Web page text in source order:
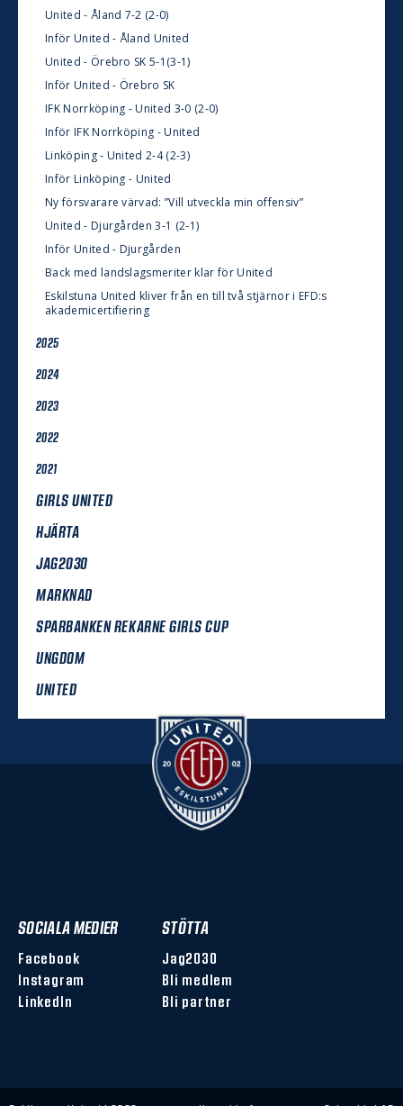
United - Åland 7-2 (2-0)
Inför United - Åland United
United - Örebro SK 5-1(3-1)
Inför United - Örebro SK
IFK Norrköping - United 3-0 (2-0)
Inför IFK Norrköping - United
Linköping - United 2-4 (2-3)
Inför Linköping - United
Ny försvarare värvad: ”Vill utveckla min offensiv”
United - Djurgården 3-1 (2-1)
Inför United - Djurgården
Back med landslagsmeriter klar för United
Eskilstuna United kliver från en till två stjärnor i EFD:s
akademicertifiering
2025
2024
2023
2022
2021
GIRLS UNITED
HJÄRTA
JAG2030
MARKNAD
SPARBANKEN REKARNE GIRLS CUP
UNGDOM
UNITED
SOCIALA MEDIER
Facebook
Instagram
LinkedIn
STÖTTA
Jag2030
Bli medlem
Bli partner